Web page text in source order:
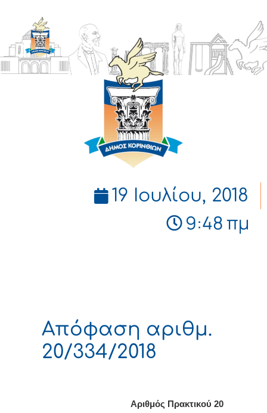
ΔΗΜΟΣ
ΚΟΡΙΝΘΙΩΝ
19 Ιουλίου, 2018
9:48 πμ
Απόφαση αριθμ.
20/334/2018
Αριθμός Πρακτικού 20